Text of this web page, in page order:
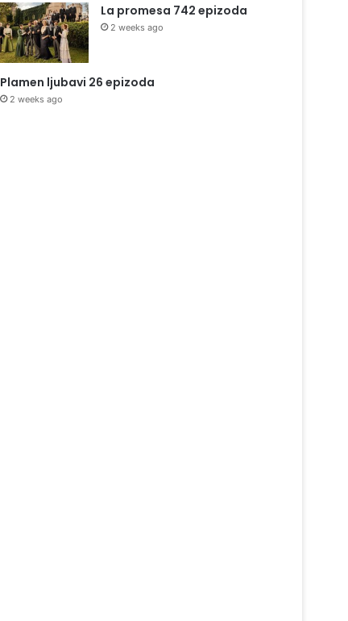
La promesa 742 epizoda
2 weeks ago
Plamen ljubavi 26 epizoda
2 weeks ago